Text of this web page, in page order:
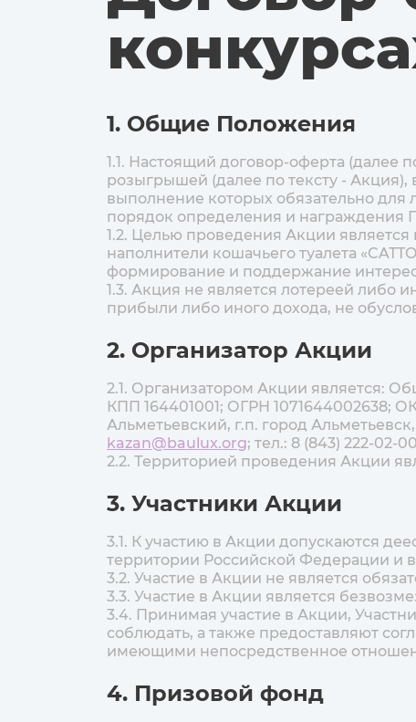
1. Общие Положения
1.1. Настоящий договор-оферта (далее
розыгрышей (далее по тексту -
выполнение которых обязательно для
порядок определения и награждения
1.2. Целью проведения Акции
наполнители кошачьего туалета
формирование и поддержание
1.3. Акция не является лотереей либо
прибыли либо иного дохода, не
2. Организатор Акции
2.1. Организатором Акции является:
КПП 164401001; ОГРН 1071644002638;
Альметьевский, г.п. город
kazan@baulux.org; тел.: 8 (843) 222-02-
2.2. Территорией проведения Акции
3. Участники Акции
3.1. К участию в Акции допускаются
территории Российской Федерации и
3.2. Участие в Акции не является
3.3. Участие в Акции является
3.4. Принимая участие в Акции,
соблюдать, а также предоставляют
имеющими непосредственное
4. Призовой фонд